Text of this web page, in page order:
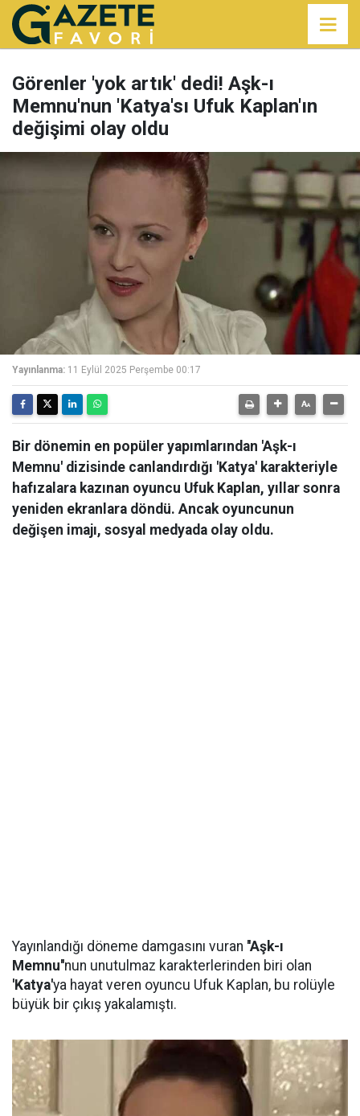
Görenler 'yok artık' dedi! Aşk-ı
Memnu'nun 'Katya'sı Ufuk Kaplan'ın
değişimi olay oldu
Yayınlanma: 11 Eylül 2025 Perşembe 00:17
Bir dönemin en popüler yapımlarından 'Aşk-ı
Memnu' dizisinde canlandırdığı 'Katya' karakteriyle
hafızalara kazınan oyuncu Ufuk Kaplan, yıllar sonra
yeniden ekranlara döndü. Ancak oyuncunun
değişen imajı, sosyal medyada olay oldu.
Yayınlandığı döneme damgasını vuran ''Aşk-ı
Memnu''nun unutulmaz karakterlerinden biri olan
'Katya'ya hayat veren oyuncu Ufuk Kaplan, bu rolüyle
büyük bir çıkış yakalamıştı.